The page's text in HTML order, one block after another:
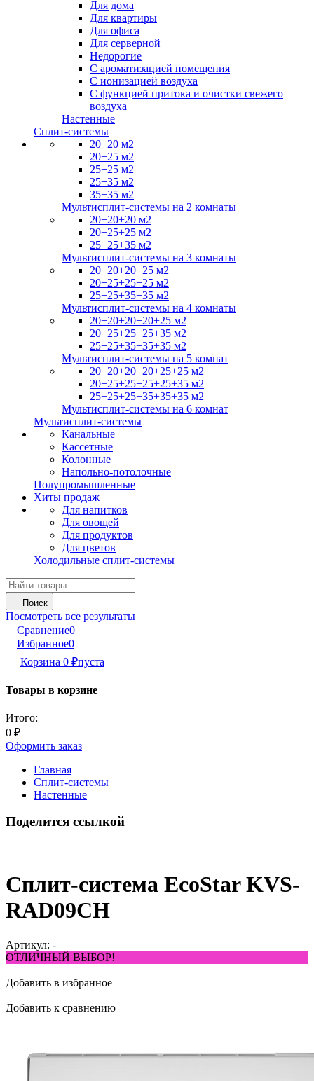
Для дома
Для квартиры
Для офиса
Для серверной
Недорогие
С ароматизацией помещения
С ионизацией воздуха
С функцией притока и очистки свежего
воздуха
Настенные
Сплит-системы
20+20 м2
20+25 м2
25+25 м2
25+35 м2
35+35 м2
Мультисплит-системы на 2 комнаты
20+20+20 м2
20+25+25 м2
25+25+35 м2
Мультисплит-системы на 3 комнаты
20+20+20+25 м2
20+25+25+25 м2
25+25+35+35 м2
Мультисплит-системы на 4 комнаты
20+20+20+20+25 м2
20+25+25+25+35 м2
25+25+35+35+35 м2
Мультисплит-системы на 5 комнат
20+20+20+20+25+25 м2
20+25+25+25+25+35 м2
25+25+25+35+35+35 м2
Мультисплит-системы на 6 комнат
Мультисплит-системы
Канальные
Кассетные
Колонные
Напольно-потолочные
Полупромышленные
Хиты продаж
Для напитков
Для овощей
Для продуктов
Для цветов
Холодильные сплит-системы
Поиск
Посмотреть все результаты
Сравнение0
Избранное0
Корзина 0 ₽пуста
Товары в корзине
Итого:
0 ₽
Оформить заказ
Главная
Сплит-системы
Настенные
Поделится ссылкой
Сплит-система EcoStar KVS-
RAD09CH
Артикул: -
ОТЛИЧНЫЙ ВЫБОР!
Добавить в избранное
Добавить к сравнению